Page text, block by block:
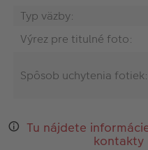
Typ väzby:
Výrez pre titulné foto:
Spôsob uchytenia fotiek:
Tu nájdete
kontakty